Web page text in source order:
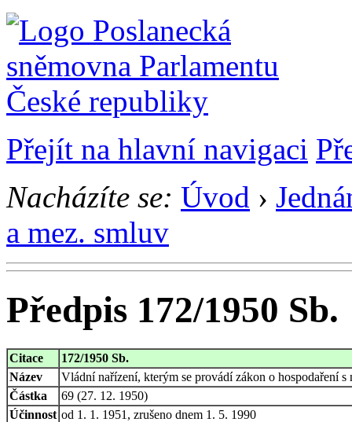
Přejít na hlavní navigaci
Nacházíte se: Úvod ›
a mez. smluv
Předpis 172/1950 Sb.
Citace
172/1950 Sb.
Název
Vládní nařízení, kterým se provádí zákon o hospodaření s
Částka
69 (27. 12. 1950)
Účinnost od 1. 1. 1951, zrušeno dnem 1. 5. 1990